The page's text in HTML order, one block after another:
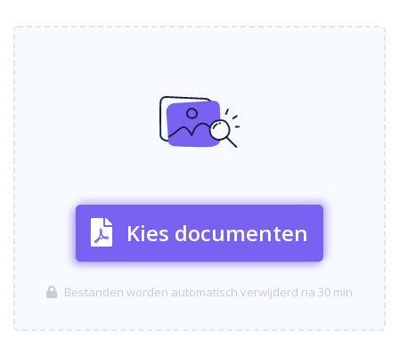
Kies documenten
Bestanden worden automatisch verwijderd na 30 min